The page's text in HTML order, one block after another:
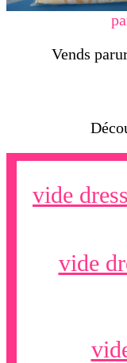
Vends
vide
vide